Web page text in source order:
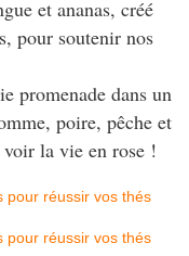
et ananas, créé
pour soutenir nos
promenade dans un
poire, pêche et
la vie en rose !